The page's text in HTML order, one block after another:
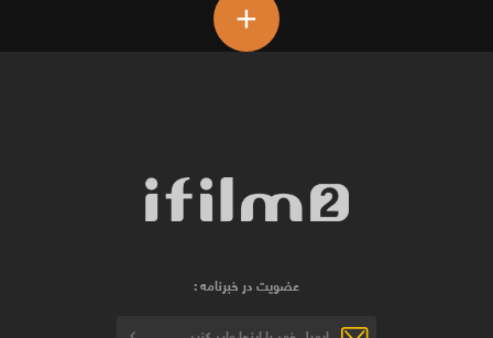
+
عضویت در خبرنامه :